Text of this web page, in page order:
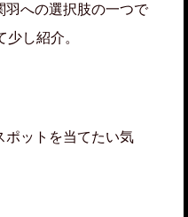
への選択肢の一つで
し紹介。
ットを当てたい気